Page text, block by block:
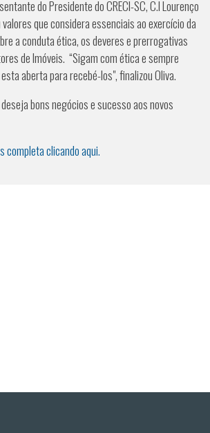
do Presidente do CRECI-SC, C.I Lourenço
que considera essenciais ao exercício da
a conduta ética, os deveres e prerrogativas
de Imóveis. “Sigam com ética e sempre
aberta para recebé-los", finalizou Oliva.
bons negócios e sucesso aos novos
completa clicando aqui.